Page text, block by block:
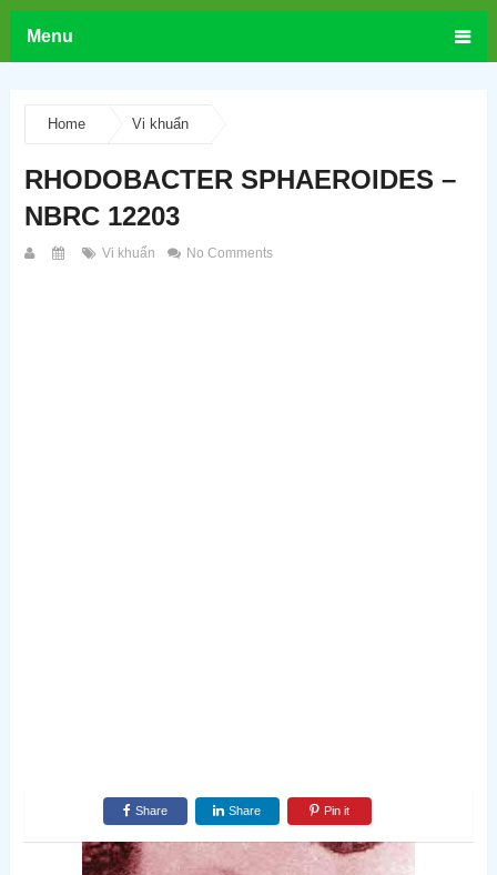
Menu
Home Vi khuẩn
RHODOBACTER SPHAEROIDES –
NBRC 12203
Vi khuẩn No Comments
Share Share Pin it